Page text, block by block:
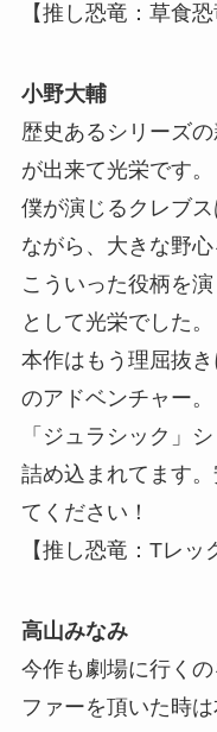
【推し恐竜：草食恐
小野大輔
歴史あるシリーズ
が出来て光栄です。
僕が演じるクレブ
ながら、大きな野心
こういった役柄を
として光栄でした。
本作はもう理屈抜
のアドベンチャー。
「ジュラシック」
詰め込まれてます
てください！
【推し恐竜：Tレッ
高山みなみ
今作も劇場に行く
ファーを頂いた時